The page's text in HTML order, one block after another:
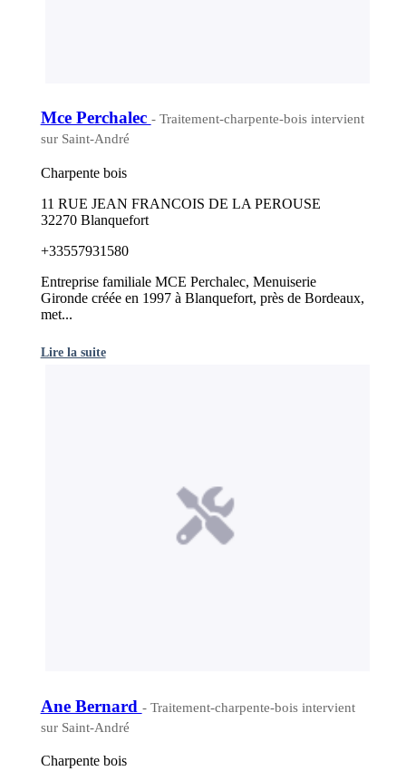
Mce Perchalec - Traitement-charpente-bois intervient
sur Saint-André
Charpente bois
11 RUE JEAN FRANCOIS DE LA PEROUSE
32270 Blanquefort
+33557931580
Entreprise familiale MCE Perchalec, Menuiserie
Gironde créée en 1997 à Blanquefort, près de Bordeaux,
met...
Lire la suite
Ane Bernard - Traitement-charpente-bois intervient
sur Saint-André
Charpente bois